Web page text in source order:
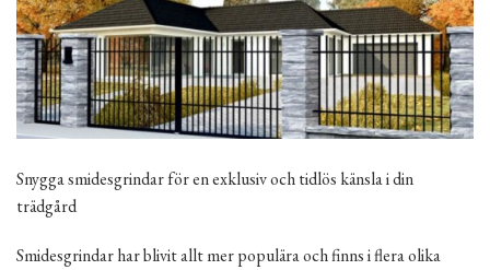
Snygga smidesgrindar för en exklusiv och tidlös känsla i din
trädgård
Smidesgrindar har blivit allt mer populära och finns i flera olika